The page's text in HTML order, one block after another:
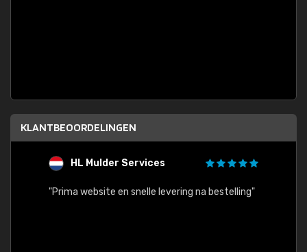
KLANTBEOORDELINGEN
HL Mulder Services
"Prima website en snelle levering na bestelling"